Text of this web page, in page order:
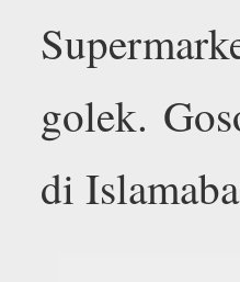
golek.
di